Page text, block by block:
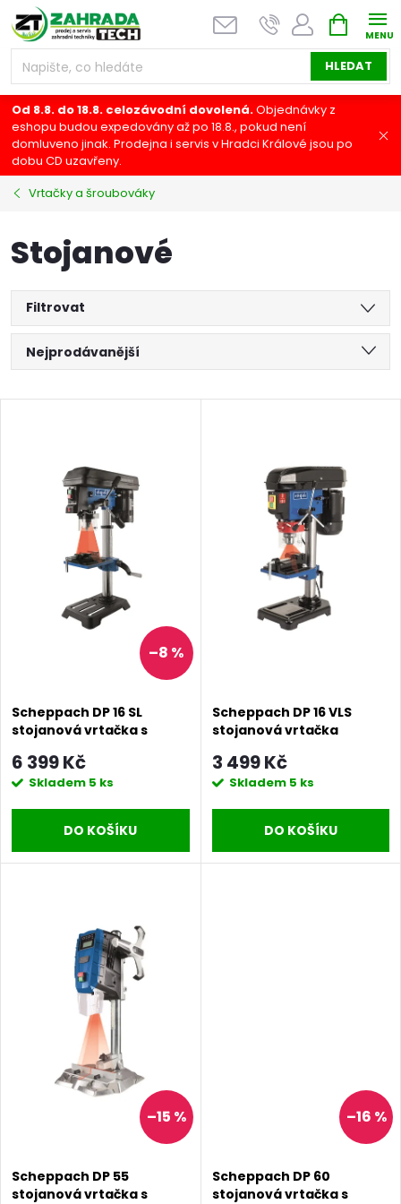
Přejít
na
obsah
HLEDAT
NÁKUPNÍ
KOŠÍK
Od 8.8. do 18.8. celozávodní dovolená.Objednávky z
eshopu budou expedovány až po 18.8., pokud není
domluveno jinak. Prodejna i servis v Hradci Králové jsou po
dobu CD uzavřeny.
Vrtačky a šroubováky
Stojanové
Filtrovat
Ř
a
o
d
u
k
Nejprodávanější
o
d
u
k
–8 %
Scheppach DP 16 SL
stojanová vrtačka s
6 399 Kč
Skladem 5 ks
DO KOŠÍKU
Scheppach DP 16 VLS
stojanová vrtačka
3 499 Kč
Skladem 5 ks
DO KOŠÍKU
–15 %
Scheppach DP 55
stojanová vrtačka s
–16 %
Scheppach DP 60
stojanová vrtačka s